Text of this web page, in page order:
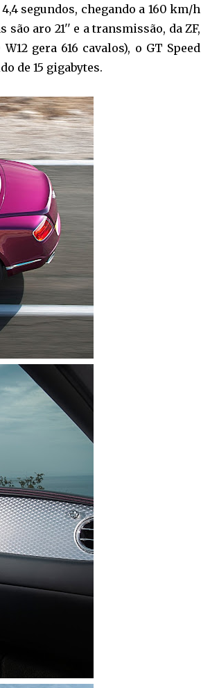
segundos, chegando a 160 km/h
são aro 21'' e a transmissão, da ZF,
gera 616 cavalos), o GT Speed
de 15 gigabytes.